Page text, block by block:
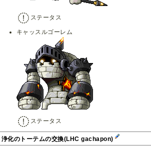
ステータス
キャッスルゴーレム
ステータス
浄化のトーテムの交換(LHC gachapon)